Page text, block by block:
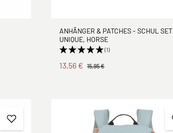
ANHÄNGER & PATCHES - SCHUL SET
UNIQUE, HORSE
(1)
13,56 € 15,95 €